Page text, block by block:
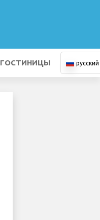
ГОСТИНИЦЫ русский